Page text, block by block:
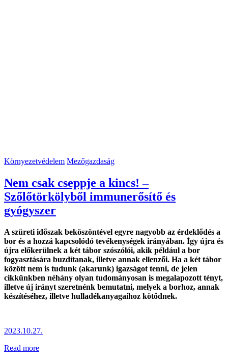
Környezetvédelem Mezőgazdaság
Nem csak cseppje a kincs! –
Szőlőtörkölyből immunerősítő és
gyógyszer
A szüreti időszak beköszöntével egyre nagyobb az érdeklődés a
bor és a hozzá kapcsolódó tevékenységek irányában. Így újra és
újra előkerülnek a két tábor szószólói, akik például a bor
fogyasztására buzdítanak, illetve annak ellenzői. Ha a két tábor
között nem is tudunk (akarunk) igazságot tenni, de jelen
cikkünkben néhány olyan tudományosan is megalapozott tényt,
illetve új irányt szeretnénk bemutatni, melyek a borhoz, annak
készítéséhez, illetve hulladékanyagaihoz kötődnek.
2023.10.27.
Read more